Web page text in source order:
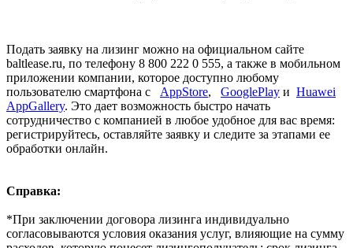
Подать заявку на лизинг можно на официальном сайте
baltlease.ru, по телефону 8 800 222 0 555, а также в мобильном
приложении компании, которое доступно любому
пользователю смартфона с AppStore, GooglePlay и Huawei
AppGallery. Это дает возможность быстро начать
сотрудничество с компанией в любое удобное для вас время:
регистрируйтесь, оставляйте заявку и следите за этапами ее
обработки онлайн.
Справка:
*При заключении договора лизинга индивидуально
согласовываются условия оказания услуг, влияющие на сумму